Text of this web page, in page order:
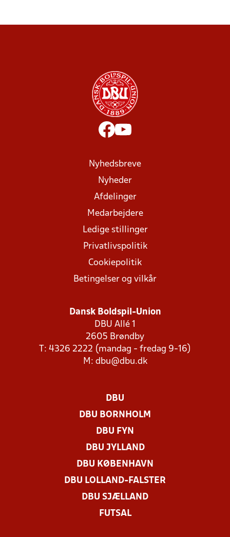
Nyhedsbreve
Nyheder
Afdelinger
Medarbejdere
Ledige stillinger
Privatlivspolitik
Cookiepolitik
Betingelser og vilkår
Dansk Boldspil-Union
DBU Allé 1
2605 Brøndby
T: 4326 2222 (mandag - fredag 9-16)
M: dbu@dbu.dk
DBU
DBU BORNHOLM
DBU FYN
DBU JYLLAND
DBU KØBENHAVN
DBU LOLLAND-FALSTER
DBU SJÆLLAND
FUTSAL